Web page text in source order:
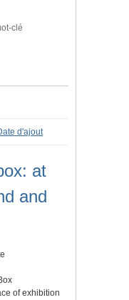
clé
d'ajout
at
and
of exhibition